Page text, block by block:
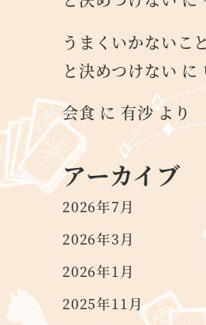
うまくいかないこ
と決めつけない に
会食 に 有沙より
アーカイブ
2026年7月
2026年3月
2026年1月
2025年11月